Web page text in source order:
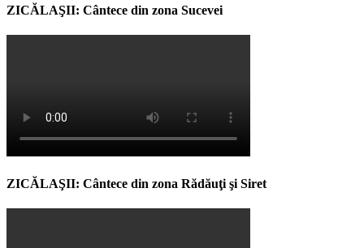
ZICĂLAŞII: Cântece din zona Sucevei
ZICĂLAŞII: Cântece din zona Rădăuţi şi Siret